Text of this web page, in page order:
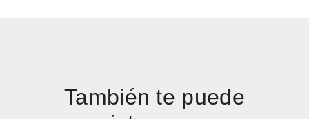
También te puede